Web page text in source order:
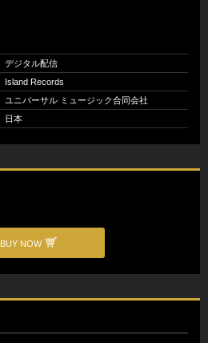
デジタル配信
Island Records
ユニバーサル ミュージック合同会社
日本
BUY NOW